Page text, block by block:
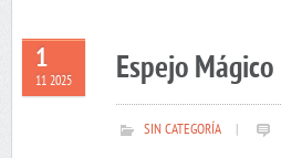
1
11 2025 Espejo
SIN CATEGORÍA